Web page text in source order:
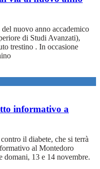
nuovo anno accademico
di Studi Avanzati),
trestino . In occasione
informativo a
il diabete, che si terrà
al Montedoro
domani, 13 e 14 novembre.